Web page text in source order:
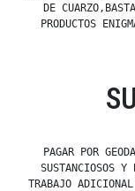
DE
PRODUCTOS
PAGAR POR
SUSTANCIOSOS
TRABAJO